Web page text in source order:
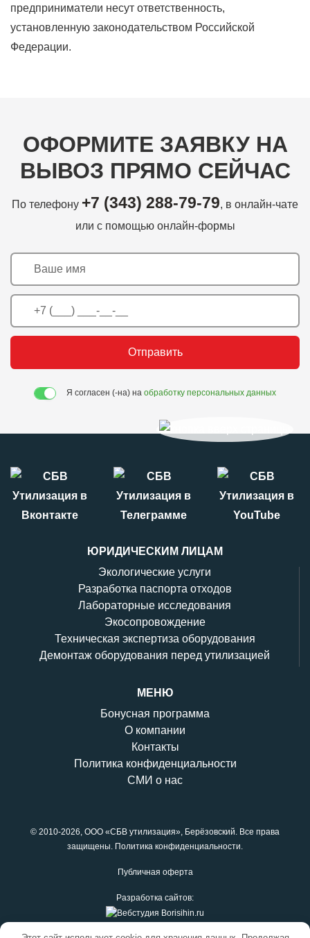
предприниматели несут ответственность,
установленную законодательством Российской
Федерации.
ОФОРМИТЕ ЗАЯВКУ НА
ВЫВОЗ ПРЯМО СЕЙЧАС
По телефону +7 (343) 288-79-79, в онлайн-чате
или с помощью онлайн-формы
Отправить
Я согласен (-на) на обработку персональных данных
ЮРИДИЧЕСКИМ ЛИЦАМ
Экологические услуги
Разработка паспорта отходов
Лабораторные исследования
Экосопровождение
Техническая экспертиза оборудования
Демонтаж оборудования перед утилизацией
МЕНЮ
Бонусная программа
О компании
Контакты
Политика конфиденциальности
СМИ о нас
© 2010-2026, ООО «СБВ утилизация», Берёзовский. Все права
защищены. Политика конфиденциальности.
Публичная оферта
Разработка сайтов: